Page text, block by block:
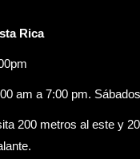
Rica
am a 7:00 pm.
200 metros al este y